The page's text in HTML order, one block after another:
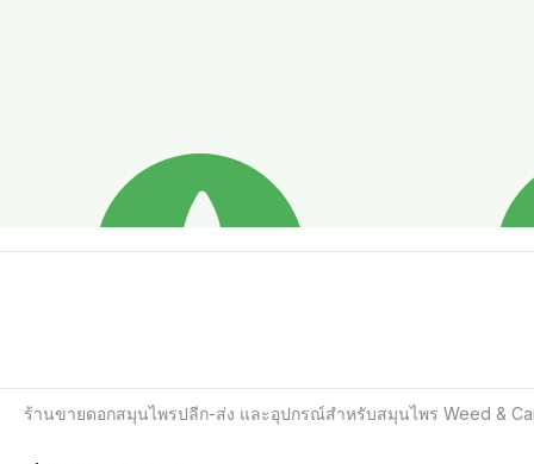
ร้านขายดอกสมุนไพรปลีก-ส่ง และอุปกรณ์สำหรับสมุนไพร Weed &